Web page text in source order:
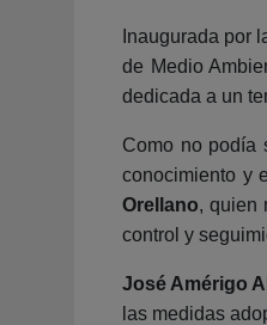
Inaugurada por
de Medio
dedicada a un
Como no podía
conocimiento y
Orellano, quien
control y
José Amérigo
las medidas